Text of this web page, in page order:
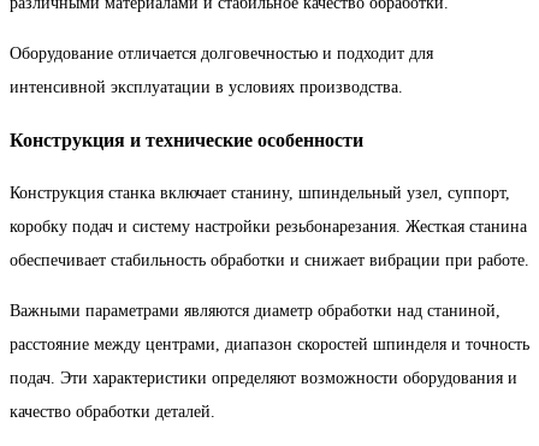
Оборудование отличается долговечностью и подходит для
интенсивной эксплуатации в условиях производства.
Конструкция и технические особенности
Конструкция станка включает станину, шпиндельный узел, суппорт,
коробку подач и систему настройки резьбонарезания. Жесткая станина
обеспечивает стабильность обработки и снижает вибрации при работе.
Важными параметрами являются диаметр обработки над станиной,
расстояние между центрами, диапазон скоростей шпинделя и точность
подач. Эти характеристики определяют возможности оборудования и
качество обработки деталей.